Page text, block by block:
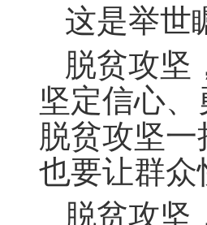
这是举世
脱贫攻坚
坚定信心
脱贫攻坚
也要让群
脱贫攻坚